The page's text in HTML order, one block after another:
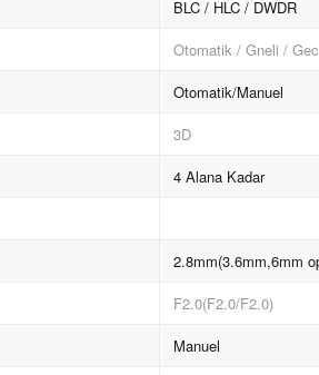
BLC / HLC / DWDR
Otomatik / Gneli /
Otomatik/Manuel
3D
4 Alana Kadar
2.8mm(3.6mm,6mm
F2.0(F2.0/F2.0)
Manuel